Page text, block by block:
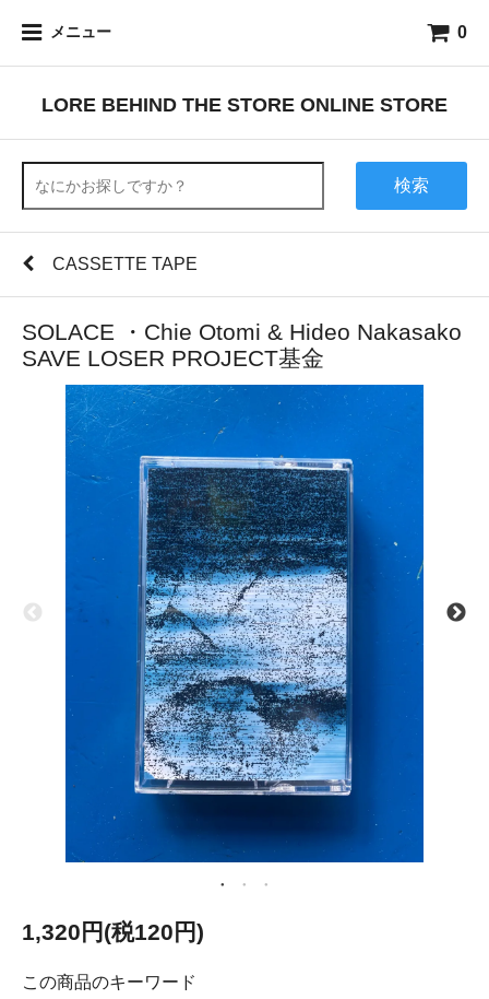
メニュー 0
LORE BEHIND THE STORE ONLINE STORE
検索
CASSETTE TAPE
SOLACE ・Chie Otomi & Hideo Nakasako
SAVE LOSER PROJECT基金
1,320円(税120円)
この商品のキーワード